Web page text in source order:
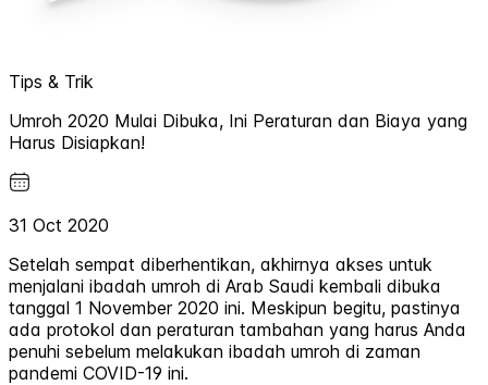
Tips & Trik
Umroh 2020 Mulai Dibuka, Ini Peraturan dan Biaya yang
Harus Disiapkan!
31 Oct 2020
Setelah sempat diberhentikan, akhirnya akses untuk
menjalani ibadah umroh di Arab Saudi kembali dibuka
tanggal 1 November 2020 ini. Meskipun begitu, pastinya
ada protokol dan peraturan tambahan yang harus Anda
penuhi sebelum melakukan ibadah umroh di zaman
pandemi COVID-19 ini.